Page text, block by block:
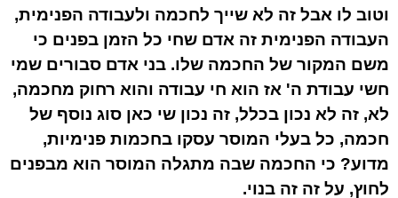
וטוב לו אבל זה לא שייך לחכמה ולעבודה הפנימית,
העבודה הפנימית זה אדם שחי כל הזמן בפנים כי
משם המקור של החכמה שלו. בני אדם סבורים שמי
חשי עבודת ה' אז הוא חי עבודה והוא רחוק מחכמה,
לא, זה לא נכון בכלל, זה נכון שי כאן סוג נוסף של
חכמה, כל בעלי המוסר עסקו בחכמות פנימיות,
מדוע? כי החכמה שבה מתגלה המוסר הוא מבפנים
לחוץ, על זה זה בנוי.